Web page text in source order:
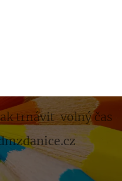
trnávit volný čas